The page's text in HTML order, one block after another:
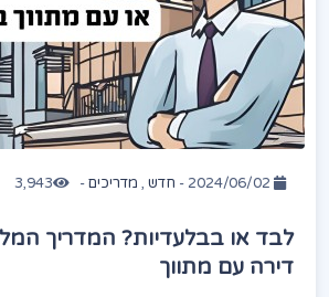
חדש , מדריכים-
3,943
לבד או בבלעדיות? המדריך
דירה עם מתווך